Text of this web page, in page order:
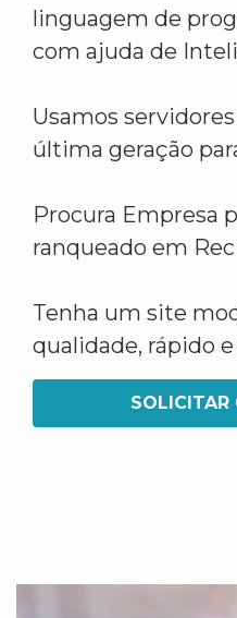
linguagem de
com ajuda de
Usamos
última geração
Procura Empresa
ranqueado em
Tenha um site
qualidade, rápido
SOLICITAR